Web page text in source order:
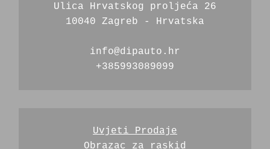
Ulica Hrvatskog proljeća 26
10040 Zagreb - Hrvatska
info@dipauto.hr
+385993089099
Uvjeti Prodaje
Obrazac za raskid